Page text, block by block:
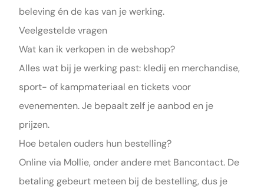
beleving én de kas van je werking.
Veelgestelde vragen
Wat kan ik verkopen in de webshop?
Alles wat bij je werking past: kledij en merchandise,
sport- of kampmateriaal en tickets voor
evenementen. Je bepaalt zelf je aanbod en je
prijzen.
Hoe betalen ouders hun bestelling?
Online via Mollie, onder andere met Bancontact. De
betaling gebeurt meteen bij de bestelling, dus je